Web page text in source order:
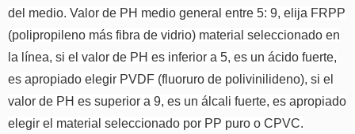
del medio. Valor de PH medio general entre 5: 9, elija FRPP
(polipropileno más fibra de vidrio) material seleccionado en
la línea, si el valor de PH es inferior a 5, es un ácido fuerte,
es apropiado elegir PVDF (fluoruro de polivinilideno), si el
valor de PH es superior a 9, es un álcali fuerte, es apropiado
elegir el material seleccionado por PP puro o CPVC.